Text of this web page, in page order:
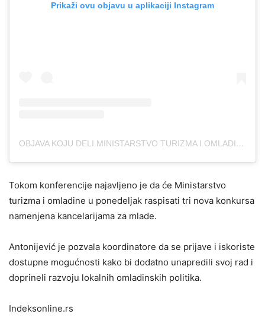
Prikaži ovu objavu u aplikaciji Instagram
OBJAVA KOJU DELI MINISTARSTVO TURIZMA I OMLADINE (@MTO.GOV.RS)
Tokom konferencije najavljeno je da će Ministarstvo
turizma i omladine u ponedeljak raspisati tri nova konkursa
namenjena kancelarijama za mlade.
Antonijević je pozvala koordinatore da se prijave i iskoriste
dostupne mogućnosti kako bi dodatno unapredili svoj rad i
doprineli razvoju lokalnih omladinskih politika.
Indeksonline.rs